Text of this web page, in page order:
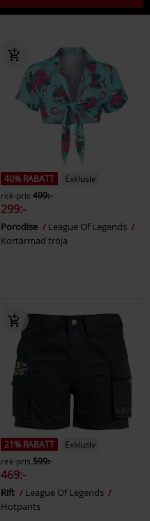
40% RABATT
Exklusiv
rek-pris 499:-
299:-
Porodise
League Of Legends
Kortärmad tröja
21% RABATT
Exklusiv
rek-pris 599:-
469:-
Rift
League Of Legends
Hotpants